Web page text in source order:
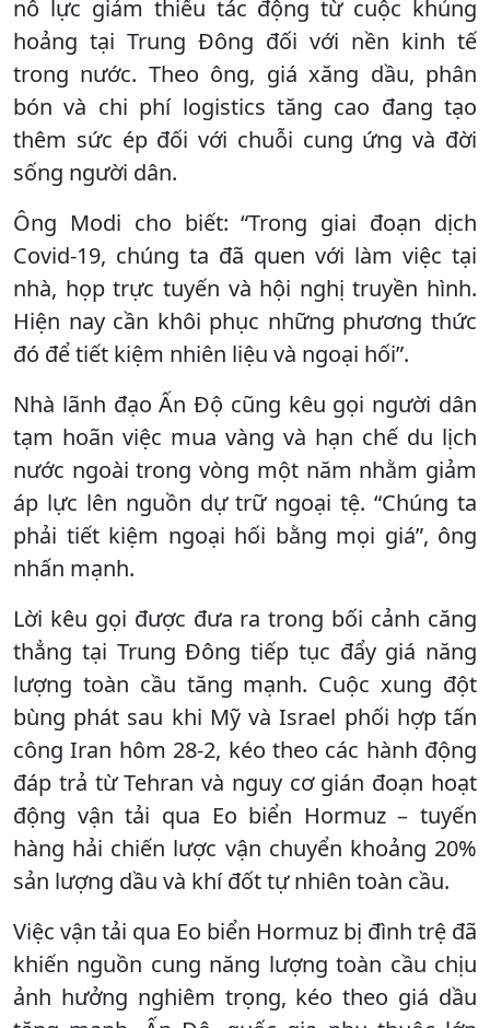
nỗ lực giảm thiểu tác động từ cuộc khủng
hoảng tại Trung Đông đối với nền kinh tế
trong nước. Theo ông, giá xăng dầu, phân
bón và chi phí logistics tăng cao đang tạo
thêm sức ép đối với chuỗi cung ứng và đời
sống người dân.
Ông Modi cho biết: “Trong giai đoạn dịch
Covid-19, chúng ta đã quen với làm việc tại
nhà, họp trực tuyến và hội nghị truyền hình.
Hiện nay cần khôi phục những phương thức
đó để tiết kiệm nhiên liệu và ngoại hối”.
Nhà lãnh đạo Ấn Độ cũng kêu gọi người dân
tạm hoãn việc mua vàng và hạn chế du lịch
nước ngoài trong vòng một năm nhằm giảm
áp lực lên nguồn dự trữ ngoại tệ. “Chúng ta
phải tiết kiệm ngoại hối bằng mọi giá”, ông
nhấn mạnh.
Lời kêu gọi được đưa ra trong bối cảnh căng
thẳng tại Trung Đông tiếp tục đẩy giá năng
lượng toàn cầu tăng mạnh. Cuộc xung đột
bùng phát sau khi Mỹ và Israel phối hợp tấn
công Iran hôm 28-2, kéo theo các hành động
đáp trả từ Tehran và nguy cơ gián đoạn hoạt
động vận tải qua Eo biển Hormuz – tuyến
hàng hải chiến lược vận chuyển khoảng 20%
sản lượng dầu và khí đốt tự nhiên toàn cầu.
Việc vận tải qua Eo biển Hormuz bị đình trệ đã
khiến nguồn cung năng lượng toàn cầu chịu
ảnh hưởng nghiêm trọng, kéo theo giá dầu